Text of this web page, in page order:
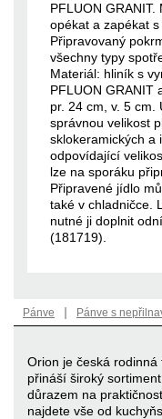
PFLUON GRANIT.
opékat a zapékat
Připravovaný
všechny typy
Materiál: hliník s
PFLUON GRANIT
pr. 24 cm, v. 5 cm.
správnou velikost
sklokeramických a
odpovídající
lze na sporáku
Připravené jídlo
také v chladničce.
nutné ji doplnit
(181719).
Pánve | Pánve s
Orion je česká
přináší široký
důrazem na
najdete vše od